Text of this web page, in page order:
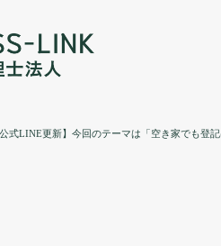
公式LINE更新】今回のテーマは「空き家でも登